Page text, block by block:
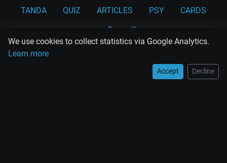
We use cookies to collect statistics via Google Analytics.
Learn more
Accept Decline
TANDA QUIZ ARTICLES PSY CARDS
Osvaldo Pugliese
Some definitly lost tangos
Carlos Di Sarli